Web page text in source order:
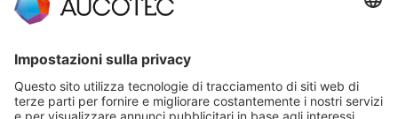
Hannoversche Straße 105
30916 Isernhagen